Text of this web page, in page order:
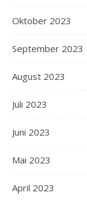
Oktober 2023
September 2023
August 2023
Juli 2023
Juni 2023
Mai 2023
April 2023